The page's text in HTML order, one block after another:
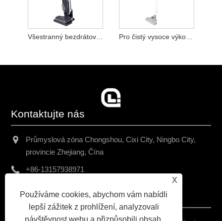
Všestranný bezdrátový vysavač Pro čistý vysoce výkonný vysavač
Kontaktujte nás
Průmyslová zóna Chongshou, Cixi City, Ningbo City,
provincie Zhejiang, Čína
+86-13157938971
X
Používáme cookies, abychom vám nabídli
lepší zážitek z prohlížení, analyzovali
návštěvnost webu a přizpůsobili obsah.